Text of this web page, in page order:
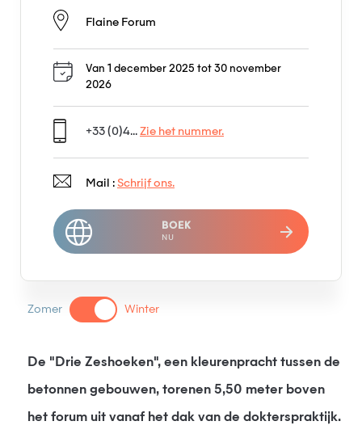
Zomer Winter
De "Drie Zeshoeken", een kleurenpracht tussen de
betonnen gebouwen, torenen 5,50 meter boven
het forum uit vanaf het dak van de dokterspraktijk.
Flaine Forum
Van 1 december 2025 tot 30 november
2026
+33 (0)4... Zie het nummer.
Mail : Schrijf ons.
BOEK
NU